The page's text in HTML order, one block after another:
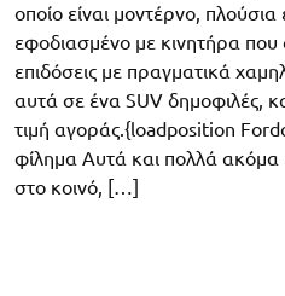
οποίο είναι μοντέρνο, πλούσια
εφοδιασμένο με κινητήρα που
επιδόσεις με πραγματικά
αυτά σε ένα SUV δημοφιλές,
τιμή αγοράς.{loadposition
φίλημα Αυτά και πολλά ακόμα
στο κοινό, […]